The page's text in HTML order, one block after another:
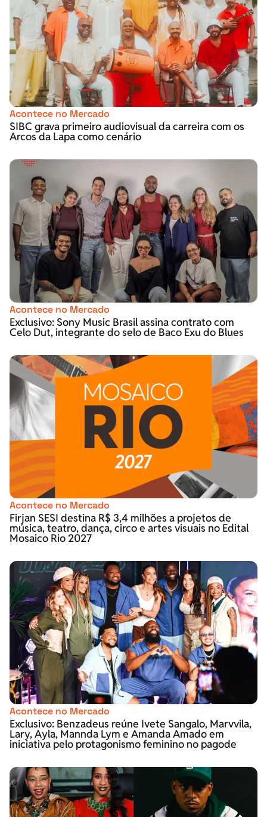
Acontece no Mercado
SIBC grava primeiro audiovisual da carreira com os
Arcos da Lapa como cenário
Acontece no Mercado
Exclusivo: Sony Music Brasil assina contrato com
Celo Dut, integrante do selo de Baco Exu do Blues
Acontece no Mercado
Firjan SESI destina R$ 3,4 milhões a projetos de
música, teatro, dança, circo e artes visuais no Edital
Mosaico Rio 2027
Acontece no Mercado
Exclusivo: Benzadeus reúne Ivete Sangalo, Marvvila,
Lary, Ayla, Mannda Lym e Amanda Amado em
iniciativa pelo protagonismo feminino no pagode